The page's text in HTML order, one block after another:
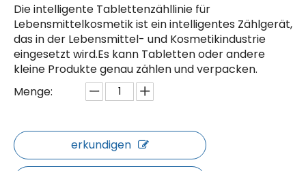
Die intelligente Tablettenzähllinie für
Lebensmittelkosmetik ist ein intelligentes Zählgerät,
das in der Lebensmittel- und Kosmetikindustrie
eingesetzt wird.Es kann Tabletten oder andere
kleine Produkte genau zählen und verpacken.
Menge:
erkundigen